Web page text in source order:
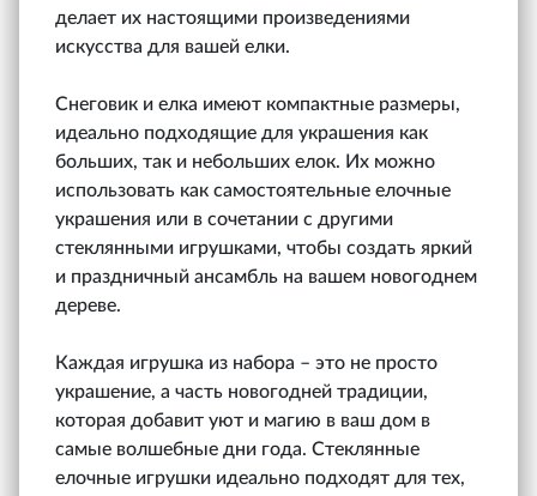
делает их настоящими произведениями
искусства для вашей елки.
Снеговик и елка имеют компактные размеры,
идеально подходящие для украшения как
больших, так и небольших елок. Их можно
использовать как самостоятельные елочные
украшения или в сочетании с другими
стеклянными игрушками, чтобы создать яркий
и праздничный ансамбль на вашем новогоднем
дереве.
Каждая игрушка из набора – это не просто
украшение, а часть новогодней традиции,
которая добавит уют и магию в ваш дом в
самые волшебные дни года. Стеклянные
елочные игрушки идеально подходят для тех,